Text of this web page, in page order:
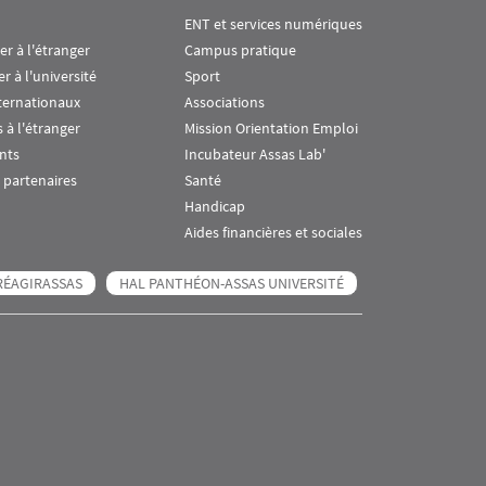
à l'étranger
à l'université
à l'étranger
partenaires
ENT et services numériques
Campus pratique
Sport
Associations
Mission Orientation Emploi
Incubateur Assas Lab'
Santé
Handicap
Aides financières et sociales
HAL PANTHÉON-ASSAS UNIVERSITÉ